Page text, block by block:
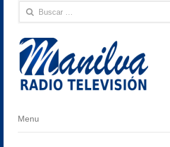
Buscar:
Menu
Menu